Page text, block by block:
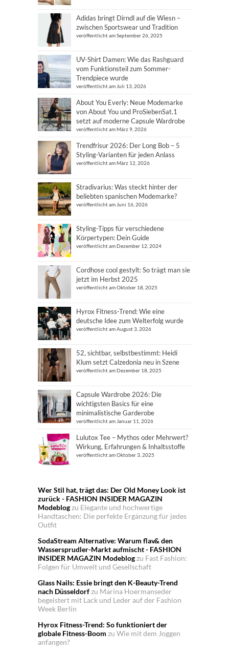
Adidas bringt Dirndl auf die Wiesn –
zwischen Sportswear und Tradition
veröffentlicht am September 26, 2025
UV-Shirt Damen: Wie das Rashguard
vom Funktionsteil zum Sommer-
Trendpiece wurde
veröffentlicht am Juli 13, 2026
About You Everly: Neue Modemarke
von About You und ProSiebenSat.1
setzt auf moderne Capsule Wardrobe
veröffentlicht am März 9, 2026
Trendfrisur 2026: Der Long Bob – 5
Styling-Varianten für jeden Anlass
veröffentlicht am März 12, 2026
Stradivarius: Was steckt hinter der
beliebten spanischen Modemarke?
veröffentlicht am Juni 16, 2026
Styling-Tipps für verschiedene
Körpertypen: Dein Guide
veröffentlicht am Dezember 12, 2024
Cordhose cool gestylt: So trägt man sie
jetzt im Herbst 2025
veröffentlicht am Oktober 18, 2025
Hyrox Fitness-Trend: Wie eine
deutsche Idee zum Welterfolg wurde
veröffentlicht am August 3, 2026
52, sichtbar, selbstbestimmt: Heidi
Klum setzt Calzedonia neu in Szene
veröffentlicht am Dezember 18, 2025
Capsule Wardrobe 2026: Die
wichtigsten Basics für eine
minimalistische Garderobe
veröffentlicht am Januar 11, 2026
Lulutox Tee – Mythos oder Mehrwert?
Wirkung, Erfahrungen & Inhaltsstoffe
veröffentlicht am Oktober 3, 2025
Wer Stil hat, trägt das: Der Old Money Look ist
zurück - FASHION INSIDER MAGAZIN
Modeblogzu Elegante und hochwertige
Handtaschen: Die perfekte Ergänzung für jedes
Outfit
SodaStream Alternative: Warum flav& den
Wassersprudler-Markt aufmischt - FASHION
INSIDER MAGAZIN Modeblogzu Fast Fashion:
Folgen für Umwelt und Gesellschaft
Glass Nails: Essie bringt den K-Beauty-Trend
nach Düsseldorfzu Marina Hoermanseder
begeistert mit Lack und Leder auf der Fashion
Week Berlin
Hyrox Fitness-Trend: So funktioniert der
globale Fitness-Boom zu Wie mit dem Joggen
anfangen?